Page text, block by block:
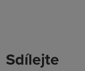
Sdílejte